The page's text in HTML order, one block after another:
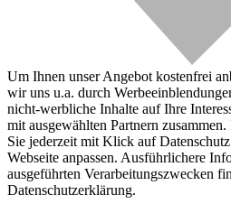
Um Ihnen unser Angebot kostenfrei
wir uns u.a. durch
nicht-werbliche Inhalte auf Ihre
mit ausgewählten Partnern
Sie jederzeit mit Klick auf
Webseite anpassen. Ausführlichere
ausgeführten Verarbeitungszwecken
Datenschutzerklärung.